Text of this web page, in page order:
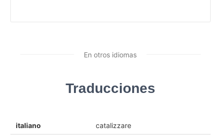
En otros idiomas
Traducciones
italiano catalizzare‎